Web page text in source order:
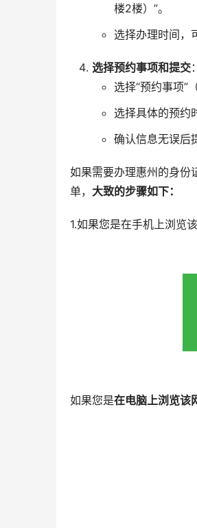
楼2楼）”。
选择办理时间，
选择预约事项和提交：
选择“预约事项”
选择具体的预约
确认信息无误后
如果需要办理惠州的身份
单， 大致的步骤如下：
1.如果您是在手机上浏览
如果您是在电脑上浏览该